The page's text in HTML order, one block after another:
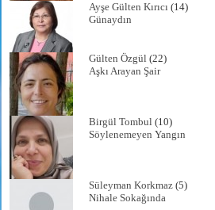
Ayşe Gülten Kırıcı (14)
Günaydın
Gülten Özgül (22)
Aşkı Arayan Şair
Birgül Tombul (10)
Söylenemeyen Yangın
Süleyman Korkmaz (5)
Nihale Sokağında